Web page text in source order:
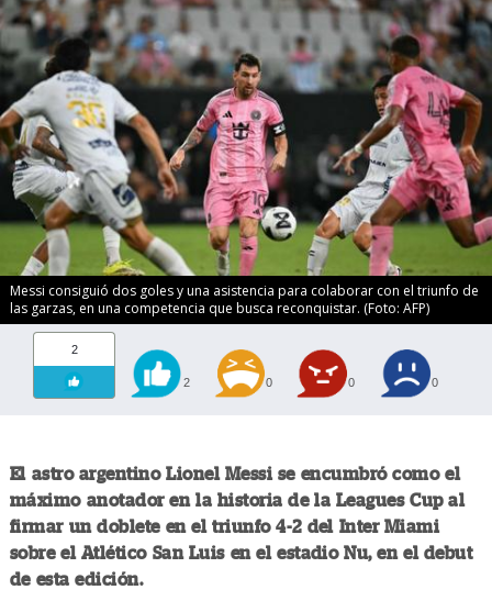
Messi consiguió dos goles y una asistencia para colaborar con el triunfo de
las garzas, en una competencia que busca reconquistar. (Foto: AFP)
2
2 0 0 0
El astro argentino Lionel Messi se encumbró como el
máximo anotador en la historia de la Leagues Cup al
firmar un doblete en el triunfo 4-2 del Inter Miami
sobre el Atlético San Luis en el estadio Nu, en el debut
de esta edición.